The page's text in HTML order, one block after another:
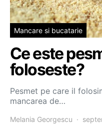
Mancare si bucatarie
Ce este
foloseste?
Pesmet pe care il
mancarea de…
Melania Georgescu